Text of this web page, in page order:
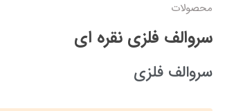
محصولات
سروالف فلزی نقره‌ ای
سروالف فلزی